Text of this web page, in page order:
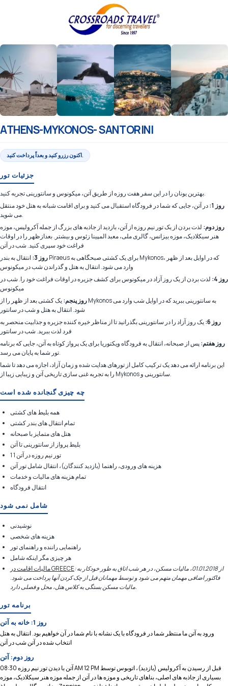
ATHENS-MYKONOS- SANTORINI
اکنون رزرو کنید و بعداً پرداخت کنید.
جزئیات تور
بهترین یونان را در این سفر هفت روزه از طریق آتن، میکونوس و سانتورینی تجربه کنید.
روز 1:
در آتن، جایی که شما در فرودگاه استقبال می کنید و برای اقامت شبانه به هتل خود منتقل
می شوید.
روز دوم: لذت بردن از یک تور نیم روزه از آتن، بازدید از جاذبه های بزرگ از جمله آکرولیس، موزه
هنر سیکلادیک، موزه بیزانس، گالری ملی، معبد المپینا زئوس و بیشتر. بعدازظهر را در اوقات
فراغت خود سپری کنید. شب در آتن
روز 3:
انتقال به بندر Piraeus برای یک کشتی صبحگاهی به Mykonos، که در اوایل بعد از ظهر
وارد می شود. انتقال به هتل و گذراندن شب در میکونوس
روز 4:
لذت بردن از یک روز آزاد در میکونوس برای کشف جزیره در اوقات فراغت خود را. شب در
میکونوس
روز پنجم: یک کشتی بعد از ظهر را از Mykonos به سانتورینی ببرید که در اوایل شب وارد می
شود. انتقال به هتل و شب در سانتور
روز 6:
یک روز آزاد را در سانتورینی بگذرانید تا از مناظر خیره کننده جزیره و جذابیت منحصر به
فرد لذت ببرید. شب در سانتور
روز هفتم: پس از صبحانه، انتقال به فرودگاه ویکتوریا برای یک پرواز کوتاه به آتن، جایی که برنامه
تور شما به پایان می رسد.
این برنامه ارائه می دهد یک ترکیب کامل از تورهای هدایت شده و زمان آزاد، اجازه می دهد تا شما
را به تجربه غنی سازی تاریخی آتن و زیبایی زیبا از Mykonos سانتورینی و.
چه چیزی گنجانده شده است
همه بلیط های کشتی
تمام انتقال های بندر کشتی
هتل های متمایز با صبحانه
بلیط پرواز از سانتورینی تا آتن
1 1 تور نیم روزه در آتن
هزینه های ورودی، راهنما (بازدید کنندگان)، انتقال شامل تور آتن
تمام هزینه های مالیات و خدمات
انتقال فرودگاه
شامل نمی شود
نوشیدنی
هزینه های شخصی
راهنمایی راننده و راهنمای تور
هر چیزی مگر اینکه شامل
مالیات اقامت در GREECE: از 01.01.2018، مالیات مسکن، در هر شب اتاق به طور خودکار به
فاکتور اضافی مهمان متهم می شود و توسط مهمانان قبل از چک کردن آنها پرداخت می شود.
مالیات مسکن بستگی به کلاس هتل، محل و فصلی دارد.
برنامه تور
روز 1: خانه به آتن
ورود به آتن ما منتظر شما در فرودگاه با یک نشانه با نام شما در آن خواهیم بود. انتقال به هتل
انتخاب شده در آتن شب در آتن
روز دوم: آتن
آتن با دیدن تور نیم روزه 08:30 AM 12 PM قبل از رسیدن به آکرولیس (بازدید)، اتوبوس توسط
بسیاری از جاذبه های اصلی، بناهای تاریخی و موزه ها در آتن از جمله موزه هنر سیکلادیک، موزه